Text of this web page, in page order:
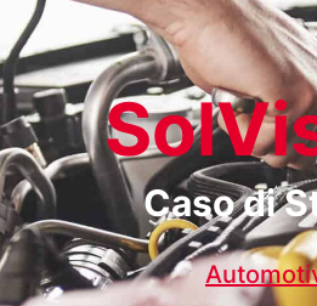
Caso di